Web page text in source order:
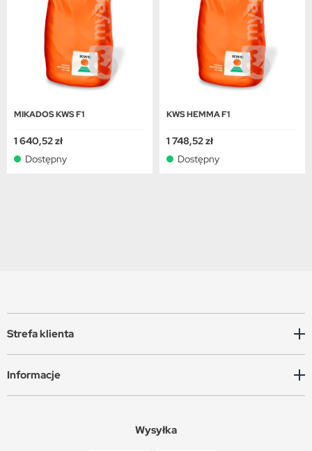
MIKADOS KWS F1
1 640,52 zł
Dostępny
KWS HEMMA F1
1 748,52 zł
Dostępny
Strefa klienta
Informacje
Wysyłka